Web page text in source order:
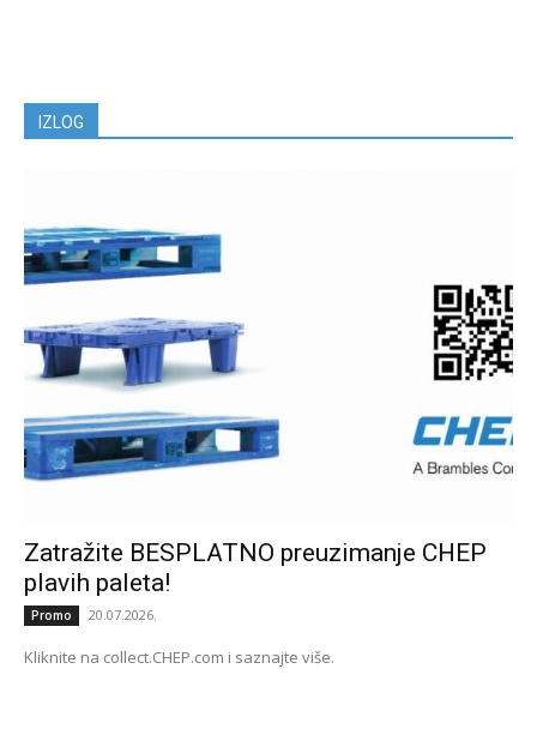
IZLOG
Zatražite BESPLATNO preuzimanje CHEP
plavih paleta!
Promo 20.07.2026.
Kliknite na collect.CHEP.com i saznajte više.